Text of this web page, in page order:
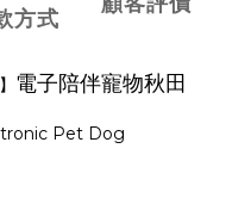
方式
電子陪伴寵物秋田
Pet Dog